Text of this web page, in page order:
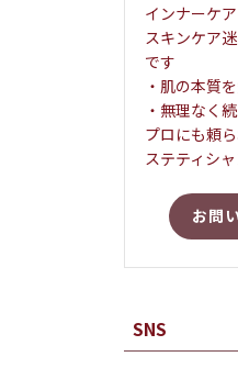
インナーケ
スキンケア
です
・肌の本質
・無理なく
プロにも頼
ステティシャ
お問
SNS